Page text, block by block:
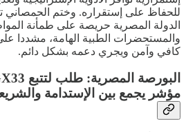
للحفاظ على إستقراره. وختم الحمصاني
الدولة المصرية حريصة على طمأنة
والمستحضرات الطبية الهامة، مشددا
كافي وآمن ويجري دعمه بشكل دائم.
مؤشر يجمع بين الإستدامة